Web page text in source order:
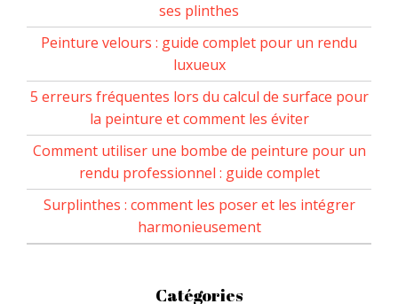
ses plinthes
Peinture velours : guide complet pour un rendu
luxueux
5 erreurs fréquentes lors du calcul de surface pour
la peinture et comment les éviter
Comment utiliser une bombe de peinture pour un
rendu professionnel : guide complet
Surplinthes : comment les poser et les intégrer
harmonieusement
Catégories